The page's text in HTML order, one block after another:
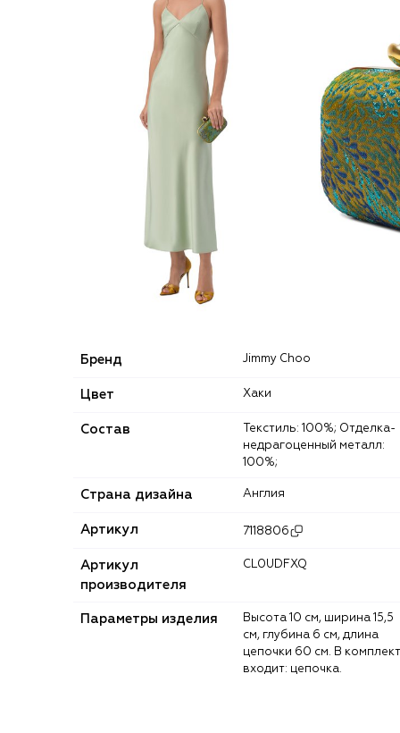
Бренд Jimmy Choo
Цвет Хаки
Состав
недрагоценный металл:
100%;
Страна дизайна Англия
Артикул 7118806
Артикул
производителя
CL0UDFXQ
Параметры изделия
Высота 10 см, ширина 15,5
см, глубина 6 см, длина
цепочки 60 см. В комплект
входит: цепочка.